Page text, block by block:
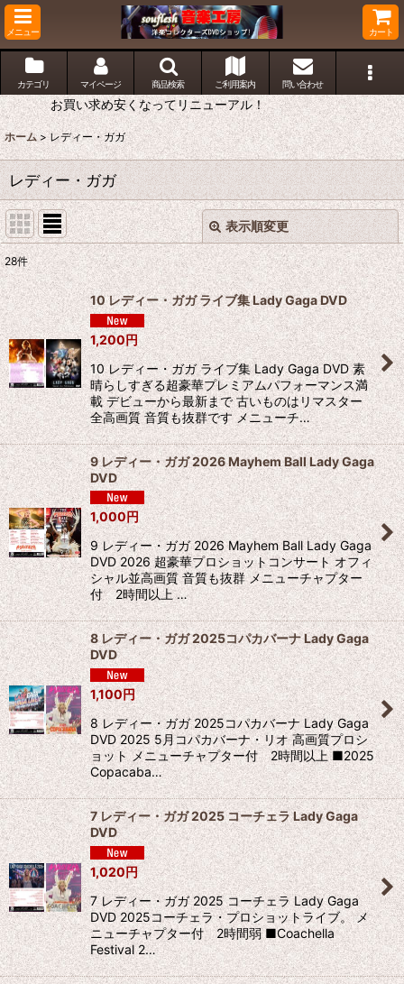
メニュー カート
カテゴリ マイページ 商品検索 ご利用案内 問い合わせ
お買い求め安くなってリニューアル！
ホーム > レディー・ガガ
レディー・ガガ
表示順変更
表示数:
並び順:
絞り込む
閉じる
28件
10 レディー・ガガ ライブ集 Lady Gaga DVD
1,200円
10 レディー・ガガ ライブ集 Lady Gaga DVD 素
晴らしすぎる超豪華プレミアムパフォーマンス満
載 デビューから最新まで 古いものはリマスター
全高画質 音質も抜群です メニューチ…
9 レディー・ガガ 2026 Mayhem Ball Lady Gaga
DVD
1,000円
9 レディー・ガガ 2026 Mayhem Ball Lady Gaga
DVD 2026 超豪華プロショットコンサート オフィ
シャル並高画質 音質も抜群 メニューチャプター
付 2時間以上 …
8 レディー・ガガ 2025コパカバーナ Lady Gaga
DVD
1,100円
8 レディー・ガガ 2025コパカバーナ Lady Gaga
DVD 2025 5月コパカバーナ・リオ 高画質プロシ
ョット メニューチャプター付 2時間以上 ■2025
Copacaba…
7 レディー・ガガ 2025 コーチェラ Lady Gaga
DVD
1,020円
7 レディー・ガガ 2025 コーチェラ Lady Gaga
DVD 2025コーチェラ・プロショットライブ。 メ
ニューチャプター付 2時間弱 ■Coachella
Festival 2…